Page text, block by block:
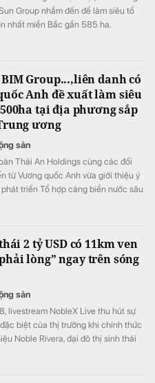
Group nhắm đến để làm siêu tổ
nhất miền Bắc gần 585 ha.
Group...,liên danh có
Anh đề xuất làm siêu
tại địa phương sắp
ương
sản
Thái An Holdings cùng các đối
từ Vương quốc Anh vừa giới thiệu ý
triển Tổ hợp cảng biển nước sâu
2 tỷ USD có 11km ven
lòng” ngay trên sóng
sản
livestream NobleX Live thu hút sự
biệt của thị trường khi chính thức
Noble Rivera, đại đô thị sinh thái